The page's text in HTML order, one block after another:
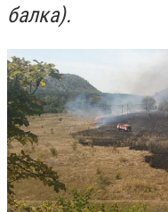
балка).